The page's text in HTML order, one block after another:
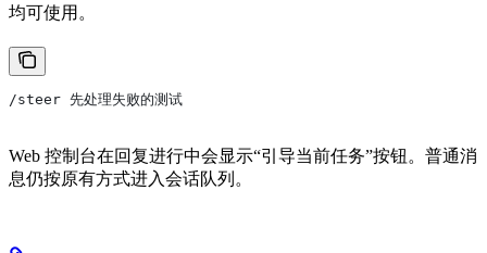
均可使用。
/steer 先处理失败的测试
Web 控制台在回复进行中会显示“引导当前任务”按钮。普通消
息仍按原有方式进入会话队列。